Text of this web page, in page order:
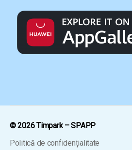
© 2026Timpark – SPAPP
Politică de confidențialitate